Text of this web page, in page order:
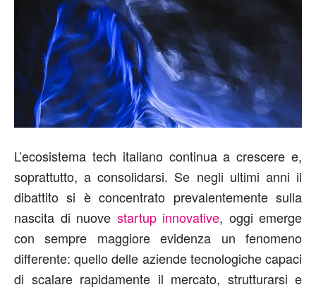
L’ecosistema tech italiano continua a crescere e,
soprattutto, a consolidarsi. Se negli ultimi anni il
dibattito si è concentrato prevalentemente sulla
nascita di nuove startup innovative, oggi emerge
con sempre maggiore evidenza un fenomeno
differente: quello delle aziende tecnologiche capaci
di scalare rapidamente il mercato, strutturarsi e